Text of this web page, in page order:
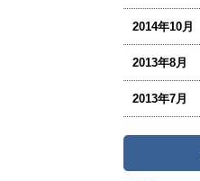
2014年10月
2013年8月
2013年7月